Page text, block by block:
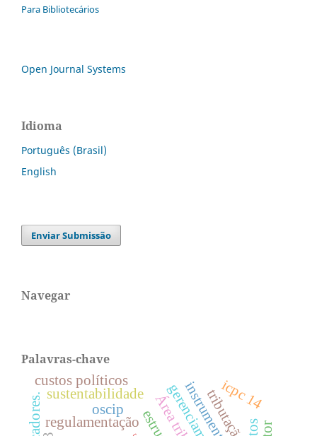
Para Bibliotecários
Open Journal Systems
Idioma
Português (Brasil)
English
Enviar Submissão
Navegar
Palavras-chave
tributação
regulamentação
oscip
sustentabilidade
custos políticos icpc 14